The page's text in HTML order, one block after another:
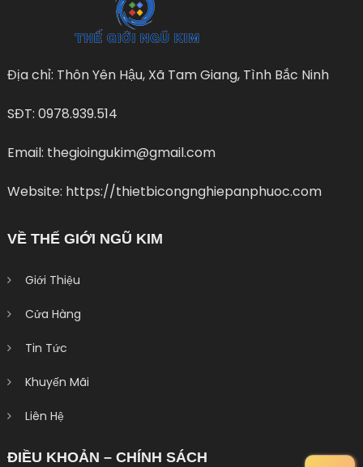
Địa chỉ: Thôn Yên Hậu, Xã Tam Giang, Tình Bắc Ninh
SĐT: 0978.939.514
Email: thegioingukim@gmail.com
Website: https://thietbicongnghiepanphuoc.com
VỀ THẾ GIỚI NGŨ KIM
Giới Thiệu
Cửa Hàng
Tin Tức
Khuyến Mãi
Liên Hệ
ĐIỀU KHOẢN – CHÍNH SÁCH